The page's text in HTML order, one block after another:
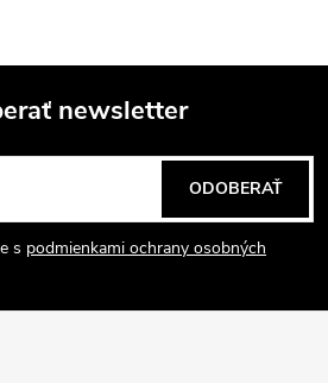
newsletter
s podmienkami ochrany osobných
ODOBERAŤ